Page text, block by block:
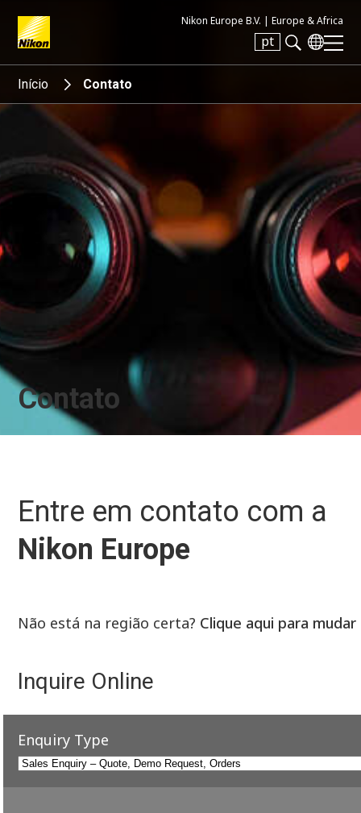
Nikon Europe B.V. | Europe & Africa
pt
Search keyword(s)
Início Contato
Contato
Entre em contato com a
Nikon Europe
Não está na região certa? Clique aqui para mudar
Inquire Online
Enquiry Type